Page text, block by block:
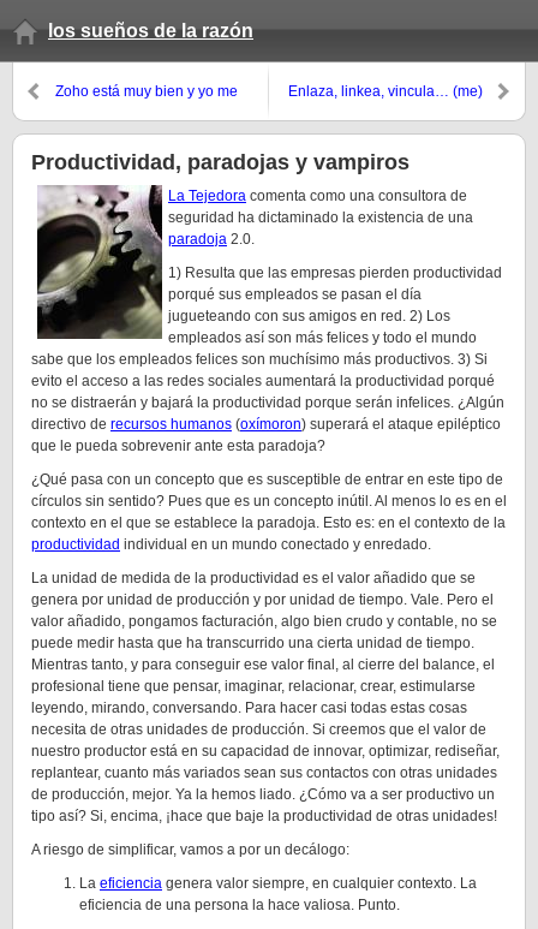
los sueños de la razón
Zoho está muy bien y yo me
Enlaza, linkea, vincula… (me)
Productividad, paradojas y vampiros
La Tejedora comenta como una consultora de
seguridad ha dictaminado la existencia de una
paradoja 2.0.
1) Resulta que las empresas pierden productividad
porqué sus empleados se pasan el día
jugueteando con sus amigos en red. 2) Los
empleados así son más felices y todo el mundo
sabe que los empleados felices son muchísimo más productivos. 3) Si
evito el acceso a las redes sociales aumentará la productividad porqué
no se distraerán y bajará la productividad porque serán infelices. ¿Algún
directivo de recursos humanos (oxímoron) superará el ataque epiléptico
que le pueda sobrevenir ante esta paradoja?
¿Qué pasa con un concepto que es susceptible de entrar en este tipo de
círculos sin sentido? Pues que es un concepto inútil. Al menos lo es en el
contexto en el que se establece la paradoja. Esto es: en el contexto de la
productividad individual en un mundo conectado y enredado.
La unidad de medida de la productividad es el valor añadido que se
genera por unidad de producción y por unidad de tiempo. Vale. Pero el
valor añadido, pongamos facturación, algo bien crudo y contable, no se
puede medir hasta que ha transcurrido una cierta unidad de tiempo.
Mientras tanto, y para conseguir ese valor final, al cierre del balance, el
profesional tiene que pensar, imaginar, relacionar, crear, estimularse
leyendo, mirando, conversando. Para hacer casi todas estas cosas
necesita de otras unidades de producción. Si creemos que el valor de
nuestro productor está en su capacidad de innovar, optimizar, rediseñar,
replantear, cuanto más variados sean sus contactos con otras unidades
de producción, mejor. Ya la hemos liado. ¿Cómo va a ser productivo un
tipo así? Si, encima, ¡hace que baje la productividad de otras unidades!
A riesgo de simplificar, vamos a por un decálogo:
La eficiencia genera valor siempre, en cualquier contexto. La
eficiencia de una persona la hace valiosa. Punto.